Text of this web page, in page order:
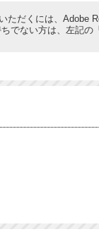
ただくには、Adobe
でない方は、左記の